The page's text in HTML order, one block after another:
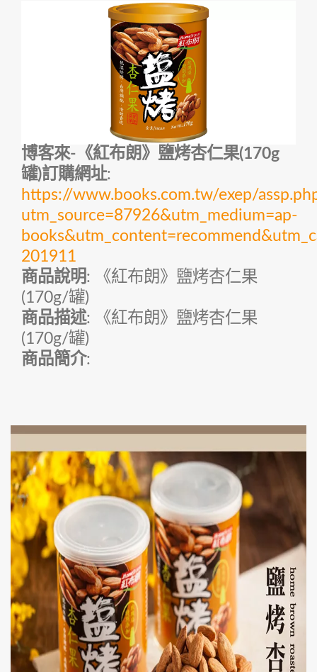
博客來-《紅布朗》鹽烤杏仁果(170g
罐)訂購網址:
https://www.books.com.tw/exep/
utm_source=87926&utm_medium=ap-
201911
商品說明: 《紅布朗》鹽烤杏仁果
(170g/罐)
商品描述: 《紅布朗》鹽烤杏仁果
(170g/罐)
商品簡介: